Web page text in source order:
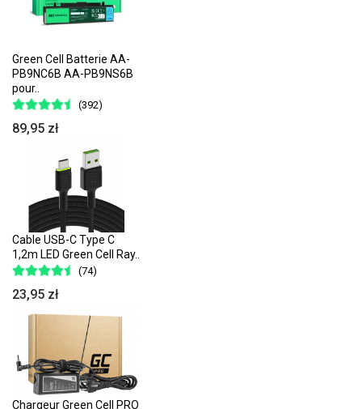
Green Cell Batterie AA-
PB9NC6B AA-PB9NS6B
pour..
(392)
89,95 zł
Cable USB-C Type C
1,2m LED Green Cell Ray..
(74)
23,95 zł
Chargeur Green Cell PRO